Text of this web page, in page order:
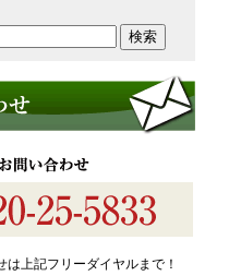
は上記フリーダイヤルまで！